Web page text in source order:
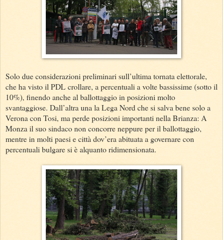
Solo due considerazioni preliminari sull’ultima tornata elettorale,
che ha visto il PDL crollare, a percentuali a volte bassissime (sotto il
10%), finendo anche al ballottaggio in posizioni molto
svantaggiose. Dall’altra una la Lega Nord che si salva bene solo a
Verona con Tosi, ma perde posizioni importanti nella Brianza: A
Monza il suo sindaco non concorre neppure per il ballottaggio,
mentre in molti paesi e città dov’era abituata a governare con
percentuali bulgare si è alquanto ridimensionata.